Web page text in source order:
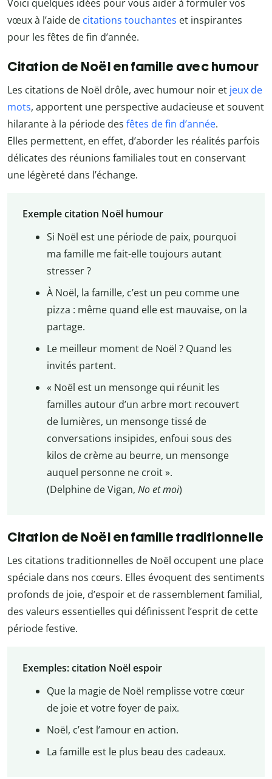
Voici quelques idées pour vous aider à formuler vos
vœux à l’aide de citations touchantes et inspirantes
pour les fêtes de fin d’année.
Citation de Noël en famille avec humour
Les citations de Noël drôle, avec humour noir et jeux de
mots, apportent une perspective audacieuse et souvent
hilarante à la période des fêtes de fin d’année.
Elles permettent, en effet, d’aborder les réalités parfois
délicates des réunions familiales tout en conservant
une légèreté dans l’échange.
Exemple citation Noël humour
Si Noël est une période de paix, pourquoi
ma famille me fait-elle toujours autant
stresser ?
À Noël, la famille, c’est un peu comme une
pizza : même quand elle est mauvaise, on la
partage.
Le meilleur moment de Noël ? Quand les
invités partent.
« Noël est un mensonge qui réunit les
familles autour d’un arbre mort recouvert
de lumières, un mensonge tissé de
conversations insipides, enfoui sous des
kilos de crème au beurre, un mensonge
auquel personne ne croit ».
(Delphine de Vigan, No et moi)
Citation de Noël en famille traditionnelle
Les citations traditionnelles de Noël occupent une place
spéciale dans nos cœurs. Elles évoquent des sentiments
profonds de joie, d’espoir et de rassemblement familial,
des valeurs essentielles qui définissent l’esprit de cette
période festive.
Exemples: citation Noël espoir
Que la magie de Noël remplisse votre cœur
de joie et votre foyer de paix.
Noël, c’est l’amour en action.
La famille est le plus beau des cadeaux.